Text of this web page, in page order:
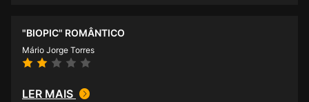
"BIOPIC" ROMÂNTICO
Mário Jorge Torres
LER MAIS